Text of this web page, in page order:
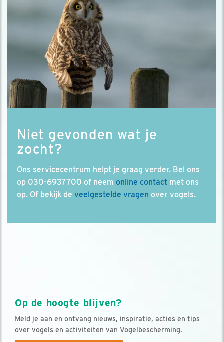
Niet gevonden wat je
zocht?
Ons servicecentrum helpt je graag verder. Bel ons
op 030-6937700 of neem online contact met ons
op. Of bekijk de veelgestelde vragen over vogels.
Op de hoogte blijven?
Meld je aan en ontvang nieuws, inspiratie, acties en tips
over vogels en activiteiten van Vogelbescherming.